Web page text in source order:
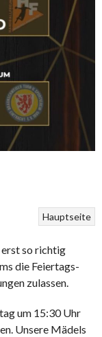
Hauptseite
so richtig
die Feiertags-
zulassen.
um 15:30 Uhr
Unsere Mädels